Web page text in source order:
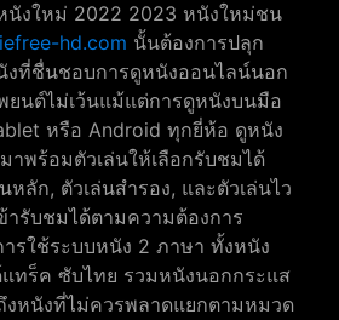
นังใหม่ 2022 2023 หนังใหม่ชน
hd.com นั้นต้องการปลุก
งที่ชื่นชอบการดูหนังออนไลน์นอก
ยนต์ไม่เว้นแม้แต่การดูหนังบนมือ
หรือ Android ทุกยี่ห้อ ดูหนัง
าพร้อมตัวเล่นให้เลือกรับชมได้
หลัก, ตัวเล่นสำรอง, และตัวเล่นไว
ารับชมได้ตามความต้องการ
รใช้ระบบหนัง 2 ภาษา ทั้งหนัง
ทร็ค ซับไทย รวมหนังนอกกระแส
งหนังที่ไม่ควรพลาดแยกตามหมวด